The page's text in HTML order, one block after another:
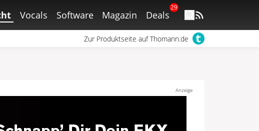
Vocals Software Magazin Deals
29
Zur Produktseite auf Thomann.de
Anzeige